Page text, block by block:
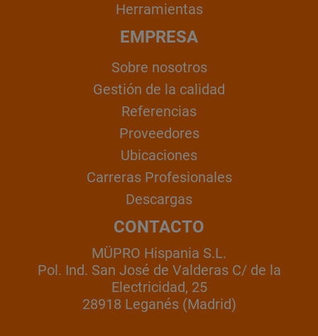
Herramientas
EMPRESA
Sobre nosotros
Gestión de la calidad
Referencias
Proveedores
Ubicaciones
Carreras Profesionales
Descargas
CONTACTO
MÜPRO Hispania S.L.
Pol. Ind. San José de Valderas C/ de la
Electricidad, 25
28918 Leganés (Madrid)